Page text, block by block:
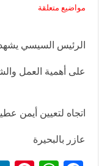
مواضيع متعلقة
الرئيس السيسي يشهد
على أهمية العمل
اتجاه لتعيين أيمن
عازر بالبحيرة